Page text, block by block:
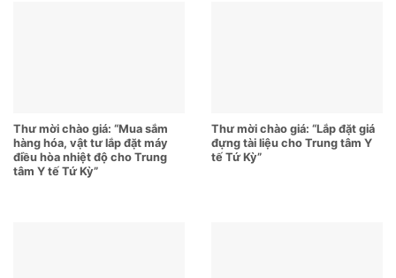
Thư mời chào giá: “Mua sắm
hàng hóa, vật tư lắp đặt máy
điều hòa nhiệt độ cho Trung
tâm Y tế Tứ Kỳ”
Thư mời chào giá: “Lắp đặt giá
đựng tài liệu cho Trung tâm Y
tế Tứ Kỳ”